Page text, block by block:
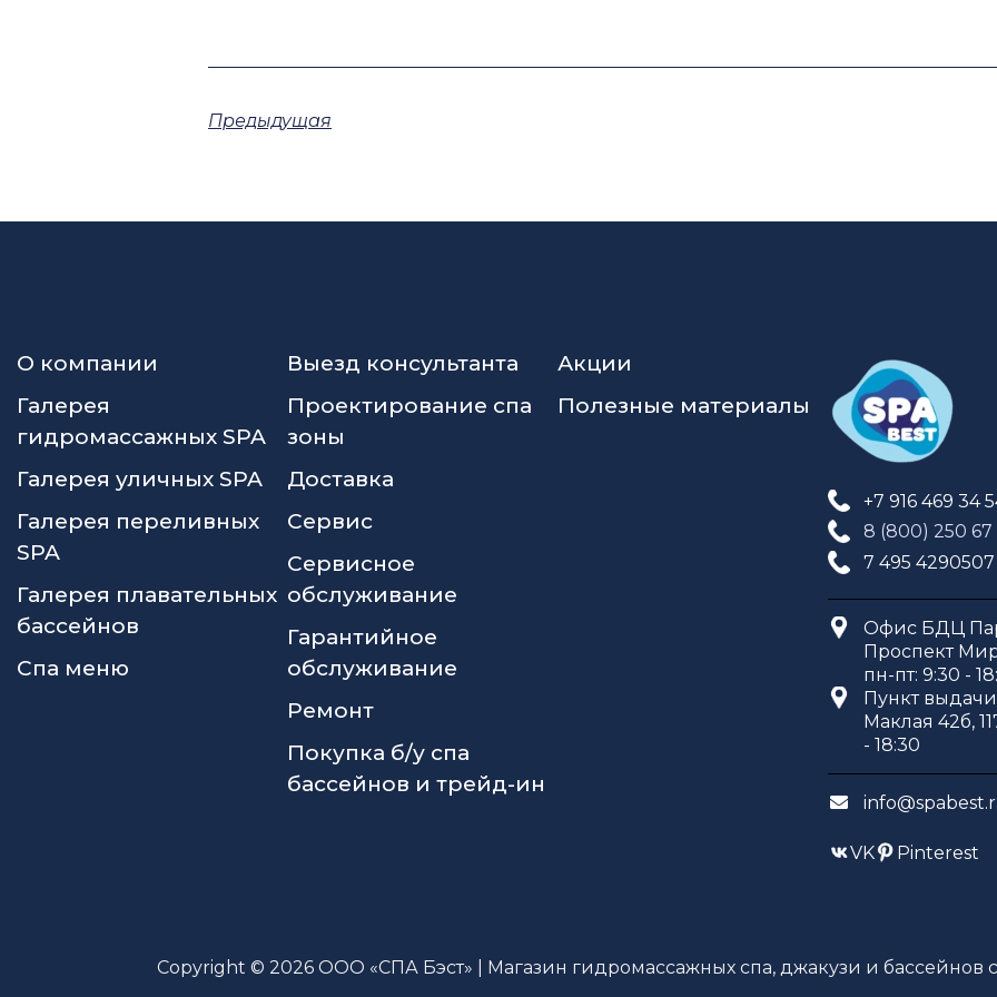
Предыдущая
О компании
Галерея
гидромассажных SPA
Галерея уличных SPA
Галерея переливных
SPA
Галерея плавательных
бассейнов
Спа меню
Выезд консультанта
Проектирование спа
зоны
Доставка
Сервис
Сервисное
обслуживание
Гарантийное
обслуживание
Ремонт
Покупка б/у спа
бассейнов и трейд-ин
Акции
Полезные материалы
+7 916 469 34
8 (800) 250 67
7 495 4290507
Офис БДЦ
Проспект
пн-пт: 9:30 -
Пункт выдачи
Маклая 42б,
- 18:30
VK Pinterest
Copyright © 2026 ООО «СПА Бэст» | Магазин гидромассажных спа, джакузи и бассейнов